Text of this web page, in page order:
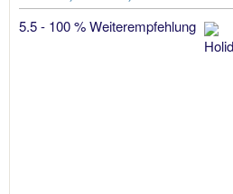
5.5 - 100 % Weiterempfehlung